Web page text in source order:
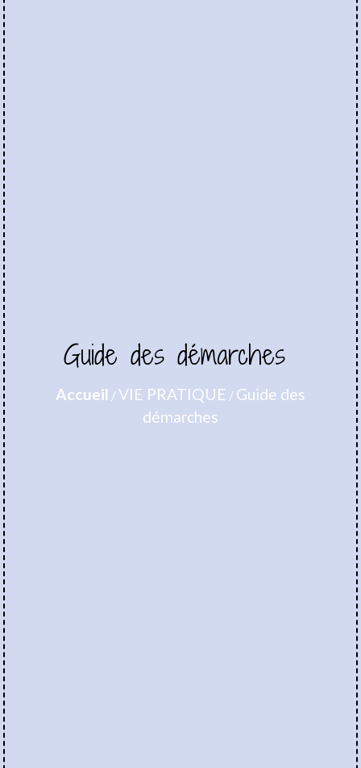
Guide des démarches
Accueil /VIE PRATIQUE / Guide des
démarches